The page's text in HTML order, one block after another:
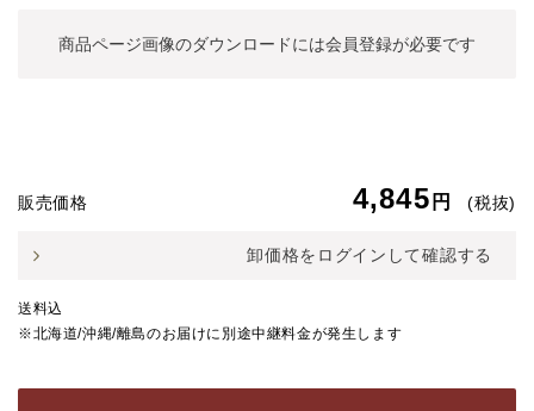
商品ページ画像のダウンロードには会員登録が必要です
販売価格 4,845 円 (税抜)
卸価格をログインして確認する
送料込
※北海道/沖縄/離島のお届けに別途中継料金が発生します